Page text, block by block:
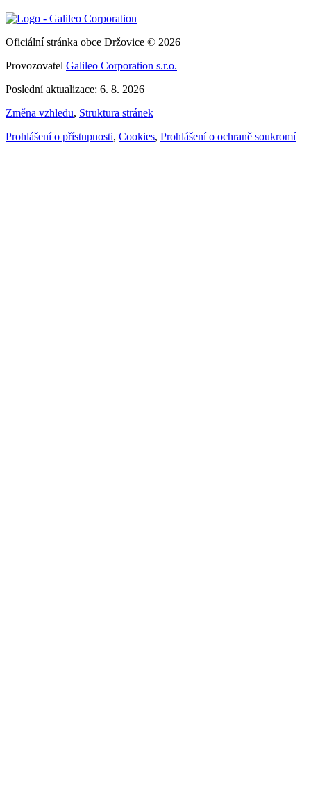
Oficiální stránka obce Držovice © 2026
Provozovatel Galileo Corporation s.r.o.
Poslední aktualizace: 6. 8. 2026
Změna vzhledu, Struktura stránek
Prohlášení o přístupnosti, Cookies, Prohlášení o ochraně soukromí